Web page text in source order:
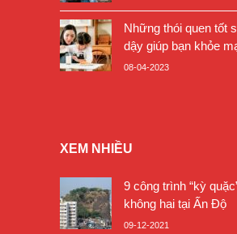
Những thói quen tốt
dậy giúp bạn khỏe
08-04-2023
XEM NHIỀU
9 công trình “kỳ
không hai tại Ấn Độ
09-12-2021